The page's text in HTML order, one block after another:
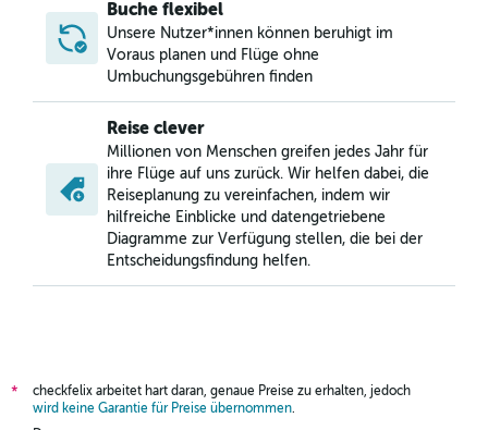
Buche flexibel
Unsere Nutzer*innen können beruhigt im
Voraus planen und Flüge ohne
Umbuchungsgebühren finden
Reise clever
Millionen von Menschen greifen jedes Jahr für
ihre Flüge auf uns zurück. Wir helfen dabei, die
Reiseplanung zu vereinfachen, indem wir
hilfreiche Einblicke und datengetriebene
Diagramme zur Verfügung stellen, die bei der
Entscheidungsfindung helfen.
*
checkfelix arbeitet hart daran, genaue Preise zu erhalten, jedoch
wird keine Garantie für Preise übernommen.